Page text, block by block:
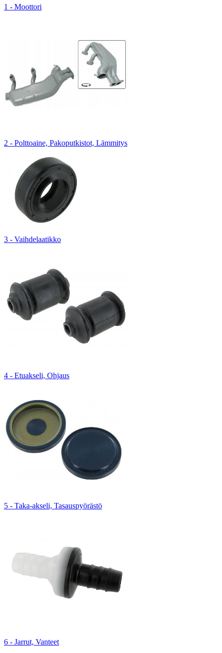
1 - Moottori
2 - Polttoaine, Pakoputkistot, Lämmitys
3 - Vaihdelaatikko
4 - Etuakseli, Ohjaus
5 - Taka-akseli, Tasauspyörästö
6 - Jarrut, Vanteet